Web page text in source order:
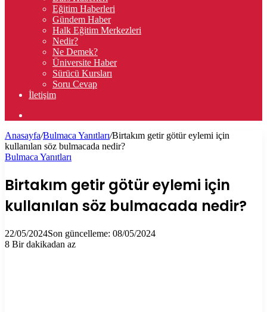
Eğitim Haberleri
Gündem Haber
Halk Eğitim Merkezleri
Nedir?
Ne Demek?
Üniversite Haber
Sürücü Kursları
Soru Cevap
İletişim
...
Anasayfa/Bulmaca Yanıtları/Birtakım getir götür eylemi için
kullanılan söz bulmacada nedir?
Bulmaca Yanıtları
Birtakım getir götür eylemi için
kullanılan söz bulmacada nedir?
22/05/2024Son güncelleme: 08/05/2024
8 Bir dakikadan az